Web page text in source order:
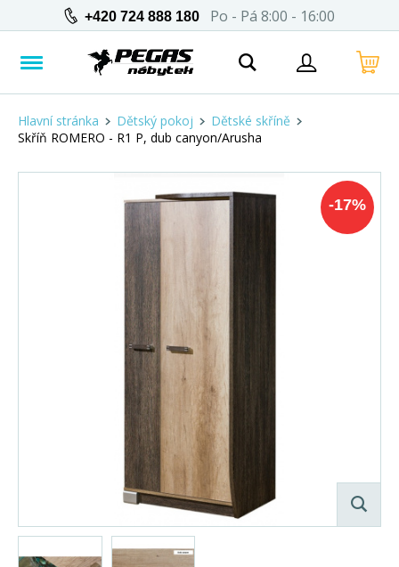
+420 724 888 180 Po - Pá 8:00 - 16:00
Hlavní stránka Dětský pokoj
Dětské skříně
Skříň ROMERO - R1 P, dub canyon/Arusha
-17%